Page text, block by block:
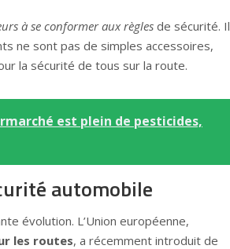
à se conformer aux règles de sécurité. Il
ne sont pas de simples accessoires,
la sécurité de tous sur la route.
est plein de pesticides,
automobile
évolution. L’Union européenne,
les routes, a récemment introduit de